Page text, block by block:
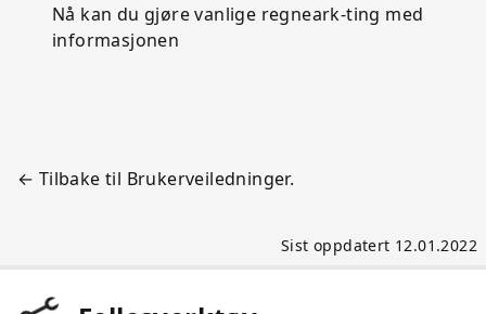
Nå kan du gjøre vanlige regneark-ting med
informasjonen
← Tilbake til Brukerveiledninger.
Sist oppdatert 12.01.2022